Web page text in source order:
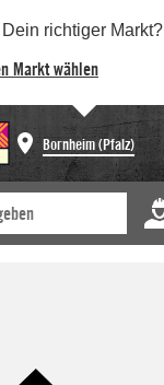
Dein richtiger Markt?
Markt wählen
Bornheim (Pfalz)